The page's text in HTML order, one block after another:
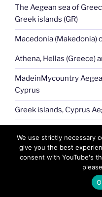
The Aegean sea of
Greek islands (GR)
Macedonia (Makedonia)
Athena, Hellas (Greece)
MadeinMycountry
Cyprus
Greek islands, Cyprus
(Hellas)
Aegean sea of Greece
Celebrate and Support
We use strictly necessary
give you the best
consent with YouTube's